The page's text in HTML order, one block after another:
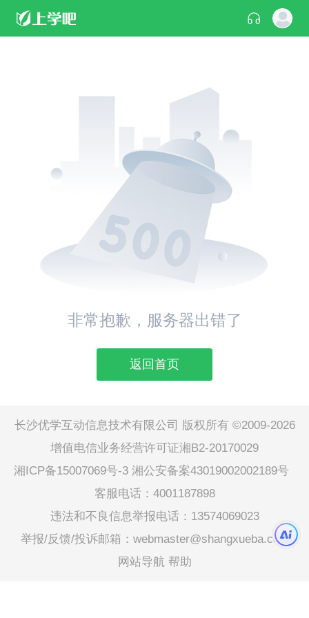
非常抱歉，服务器出错了
返回首页
长沙优学互动信息技术有限公司 版权所有 ©2009-2026
增值电信业务经营许可证湘B2-20170029
湘ICP备15007069号-3 湘公安备案43019002002189号
客服电话：4001187898
违法和不良信息举报电话：13574069023
举报/反馈/投诉邮箱：webmaster@shangxueba.com
网站导航 帮助